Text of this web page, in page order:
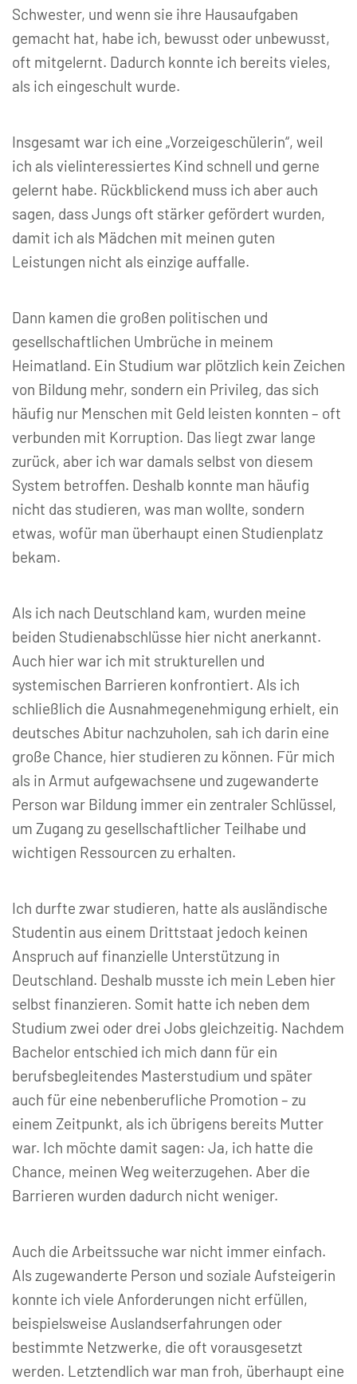
Schwester, und wenn sie ihre Hausaufgaben
gemacht hat, habe ich, bewusst oder unbewusst,
oft mitgelernt. Dadurch konnte ich bereits vieles,
als ich eingeschult wurde.
Insgesamt war ich eine „Vorzeigeschülerin“, weil
ich als vielinteressiertes Kind schnell und gerne
gelernt habe. Rückblickend muss ich aber auch
sagen, dass Jungs oft stärker gefördert wurden,
damit ich als Mädchen mit meinen guten
Leistungen nicht als einzige auffalle.
Dann kamen die großen politischen und
gesellschaftlichen Umbrüche in meinem
Heimatland. Ein Studium war plötzlich kein Zeichen
von Bildung mehr, sondern ein Privileg, das sich
häufig nur Menschen mit Geld leisten konnten – oft
verbunden mit Korruption. Das liegt zwar lange
zurück, aber ich war damals selbst von diesem
System betroffen. Deshalb konnte man häufig
nicht das studieren, was man wollte, sondern
etwas, wofür man überhaupt einen Studienplatz
bekam.
Als ich nach Deutschland kam, wurden meine
beiden Studienabschlüsse hier nicht anerkannt.
Auch hier war ich mit strukturellen und
systemischen Barrieren konfrontiert. Als ich
schließlich die Ausnahmegenehmigung erhielt, ein
deutsches Abitur nachzuholen, sah ich darin eine
große Chance, hier studieren zu können. Für mich
als in Armut aufgewachsene und zugewanderte
Person war Bildung immer ein zentraler Schlüssel,
um Zugang zu gesellschaftlicher Teilhabe und
wichtigen Ressourcen zu erhalten.
Ich durfte zwar studieren, hatte als ausländische
Studentin aus einem Drittstaat jedoch keinen
Anspruch auf finanzielle Unterstützung in
Deutschland. Deshalb musste ich mein Leben hier
selbst finanzieren. Somit hatte ich neben dem
Studium zwei oder drei Jobs gleichzeitig. Nachdem
Bachelor entschied ich mich dann für ein
berufsbegleitendes Masterstudium und später
auch für eine nebenberufliche Promotion – zu
einem Zeitpunkt, als ich übrigens bereits Mutter
war. Ich möchte damit sagen: Ja, ich hatte die
Chance, meinen Weg weiterzugehen. Aber die
Barrieren wurden dadurch nicht weniger.
Auch die Arbeitssuche war nicht immer einfach.
Als zugewanderte Person und soziale Aufsteigerin
konnte ich viele Anforderungen nicht erfüllen,
beispielsweise Auslandserfahrungen oder
bestimmte Netzwerke, die oft vorausgesetzt
werden. Letztendlich war man froh, überhaupt eine